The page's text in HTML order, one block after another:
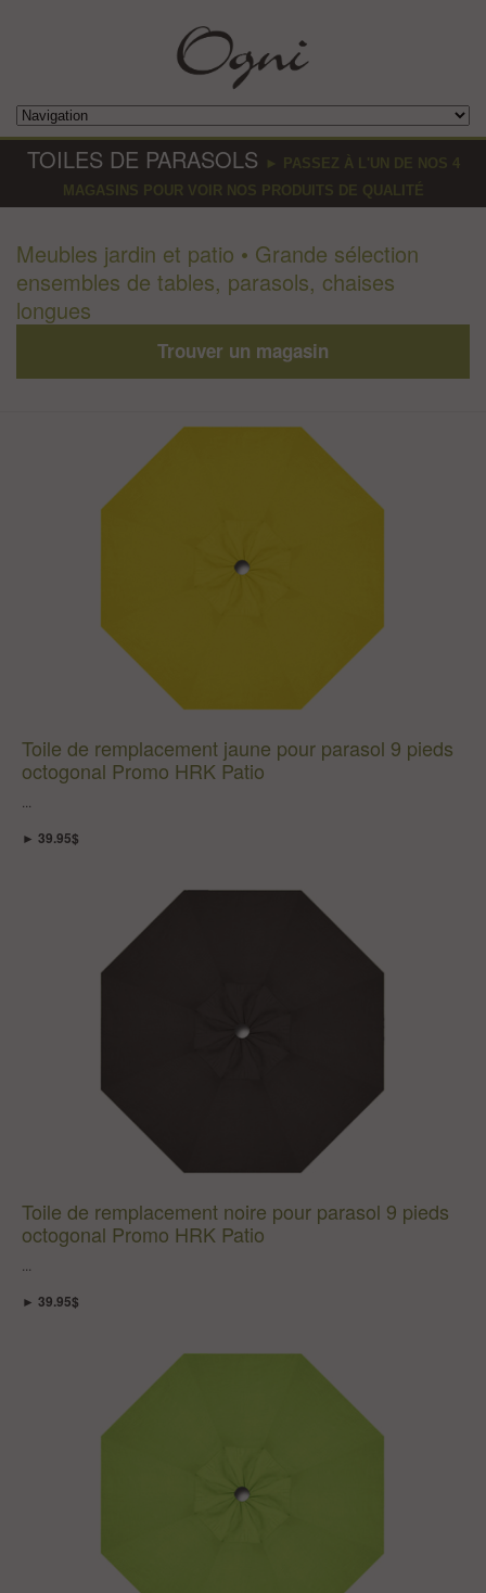
TOILES DE PARASOLS
► PASSEZ À L'UN DE NOS 4
MAGASINS POUR VOIR NOS PRODUITS DE QUALITÉ
Meubles jardin et patio • Grande sélection
ensembles de tables, parasols, chaises
longues
Trouver un magasin
Toile de remplacement jaune pour parasol 9 pieds
octogonal Promo HRK Patio
► 39.95$
Toile de remplacement noire pour parasol 9 pieds
octogonal Promo HRK Patio
► 39.95$